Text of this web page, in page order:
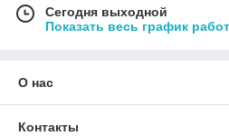
Сегодня выходной
Показать весь график
О нас
Контакты